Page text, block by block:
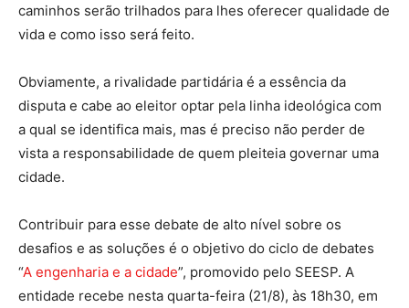
caminhos serão trilhados para lhes oferecer qualidade de
vida e como isso será feito.
Obviamente, a rivalidade partidária é a essência da
disputa e cabe ao eleitor optar pela linha ideológica com
a qual se identifica mais, mas é preciso não perder de
vista a responsabilidade de quem pleiteia governar uma
cidade.
Contribuir para esse debate de alto nível sobre os
desafios e as soluções é o objetivo do ciclo de debates
“A engenharia e a cidade”, promovido pelo SEESP. A
entidade recebe nesta quarta-feira (21/8), às 18h30, em